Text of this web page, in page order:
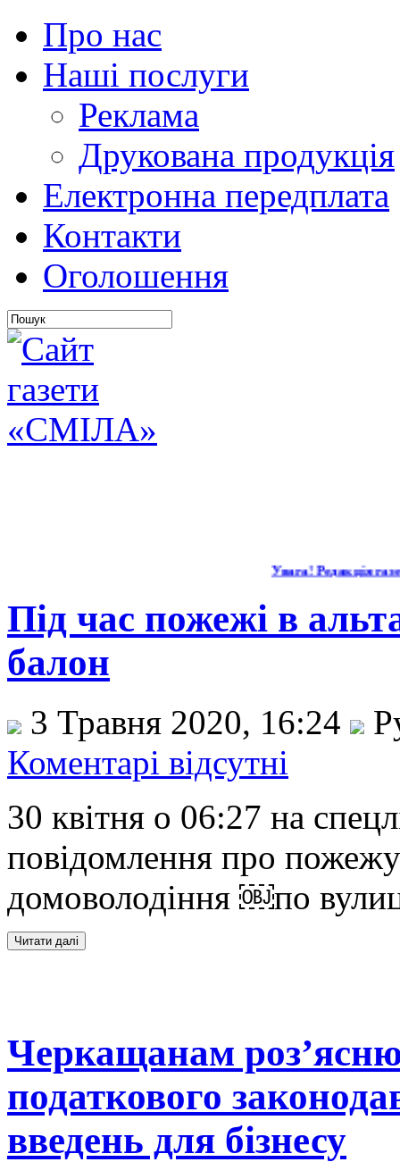
Про нас
Наші послуги
Реклама
Друкована продукція
Електронна передплата
Контакти
Оголошення
Увага! Редакція
Під час пожежі в
балон
3 Травня 2020, 16:24
Коментарі відсутні
30 квітня о 06:27 на
повідомлення про пожежу
домоволодіння ￼по
Черкащанам
податкового
введень для бізнесу